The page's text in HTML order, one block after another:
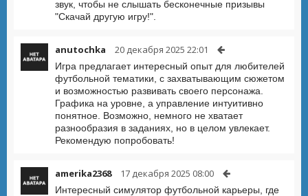
звук, чтобы не слышать бесконечные призывы
"Скачай другую игру!".
anutochka 20 декабря 2025 22:01
Игра предлагает интересный опыт для любителей
футбольной тематики, с захватывающим сюжетом
и возможностью развивать своего персонажа.
Графика на уровне, а управление интуитивно
понятное. Возможно, немного не хватает
разнообразия в заданиях, но в целом увлекает.
Рекомендую попробовать!
amerika2368 17 декабря 2025 08:00
Интересный симулятор футбольной карьеры, где